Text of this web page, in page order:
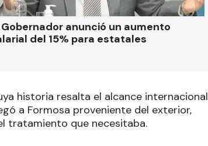
Gobernador anunció un aumento
del 15% para estatales
historia resalta el alcance internacional
a Formosa proveniente del exterior,
tratamiento que necesitaba.